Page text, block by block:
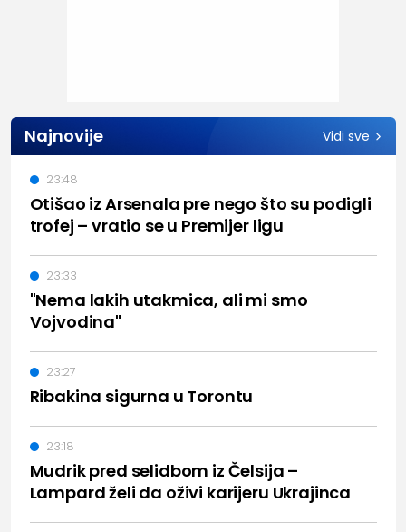
Najnovije Vidi sve
Otišao iz Arsenala pre nego što su podigli
trofej – vratio se u Premijer ligu
23:48
"Nema lakih utakmica, ali mi smo
Vojvodina"
23:33
Ribakina sigurna u Torontu
23:27
Mudrik pred selidbom iz Čelsija –
Lampard želi da oživi karijeru Ukrajinca
23:18